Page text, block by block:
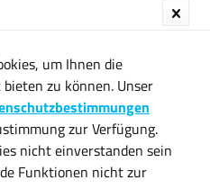
um Ihnen die
zu können. Unser
zur Verfügung.
nicht einverstanden sein
Funktionen nicht zur